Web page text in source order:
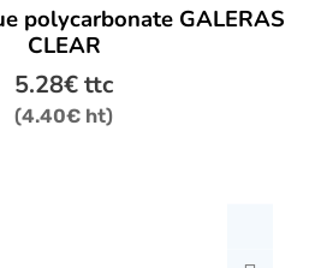
polycarbonate GALERAS
CLEAR
5.28€ttc
(4.40€ ht)